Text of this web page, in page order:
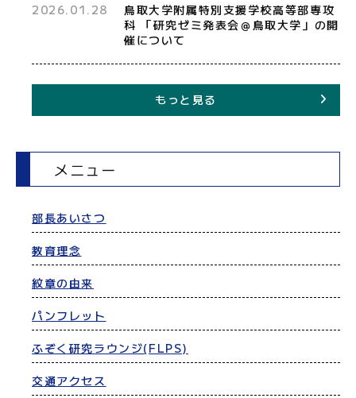
2026.01.28
鳥取大学附属特別支援学校高等部専攻
科 「研究ゼミ発表会＠鳥取大学」の開
催について
もっと見る
メニュー
部長あいさつ
教育理念
紋章の由来
パンフレット
ふぞく研究ラウンジ(FLPS)
交通アクセス